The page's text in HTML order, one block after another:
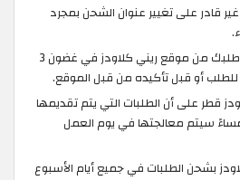
موقع Rainy Clouds غير قادر على تغيير عنوان الشحن بمجرد
قد تتمكن من إلغاء طلبك من موقع ريني كلاودز في غضون 3
أو قبل تأكيده من قبل الموقع.
قطر على أن الطلبات التي يتم تقديمها
مساءً سيتم معالجتها في يوم العمل
بشحن الطلبات في جميع أيام الأسبوع